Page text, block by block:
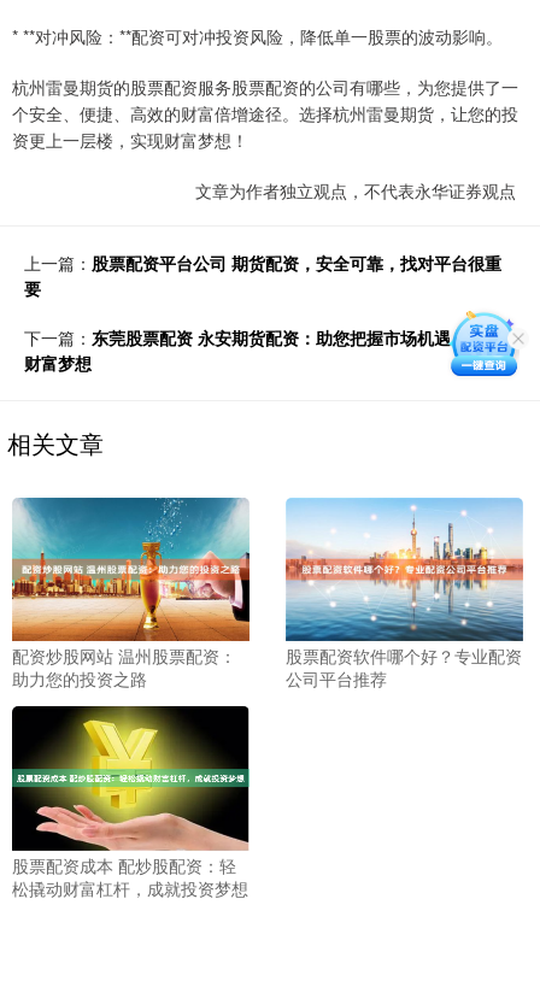
* **对冲风险：**配资可对冲投资风险，降低单一股票的波动影响。
杭州雷曼期货的股票配资服务股票配资的公司有哪些，为您提供了一
个安全、便捷、高效的财富倍增途径。选择杭州雷曼期货，让您的投
资更上一层楼，实现财富梦想！
文章为作者独立观点，不代表永华证券观点
上一篇： 股票配资平台公司 期货配资，安全可靠，找对平台很重
要
下一篇： 东莞股票配资 永安期货配资：助您把握市场机遇，实现
财富梦想
相关文章
配资炒股网站 温州股票配资：
助力您的投资之路
股票配资软件哪个好？专业配资
公司平台推荐
股票配资成本 配炒股配资：轻
松撬动财富杠杆，成就投资梦想